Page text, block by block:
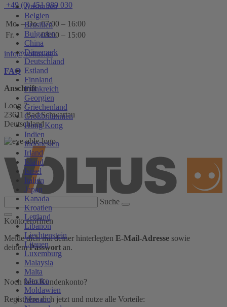
Australien
Belgien
Brasilien
Bulgarien
China
Dänemark
Deutschland
Estland
Finnland
Frankreich
Georgien
Griechenland
Großbritannien
Hong Kong
Indien
Indonesien
Irland
Island
Israel
Italien
Japan
Kanada
Kroatien
Lettland
Libanon
Liechtenstein
Litauen
Luxemburg
Malaysia
Malta
Mexiko
Moldawien
Monaco
+49 (0) 451 989 030
Mo. – Do. 07:00 – 16:00
Fr.
08:00 – 15:00
info@voltus.de
FAQ
Anschrift
Loog 7
23611 Bad Schwartau
Deutschland
Suche
Konto eröffnen
Melde dich mit deiner hinterlegten E-Mail-Adresse sowie
deinemPasswort an.
Noch kein Kundenkonto?
Registriere dich jetzt und nutze alle Vorteile: